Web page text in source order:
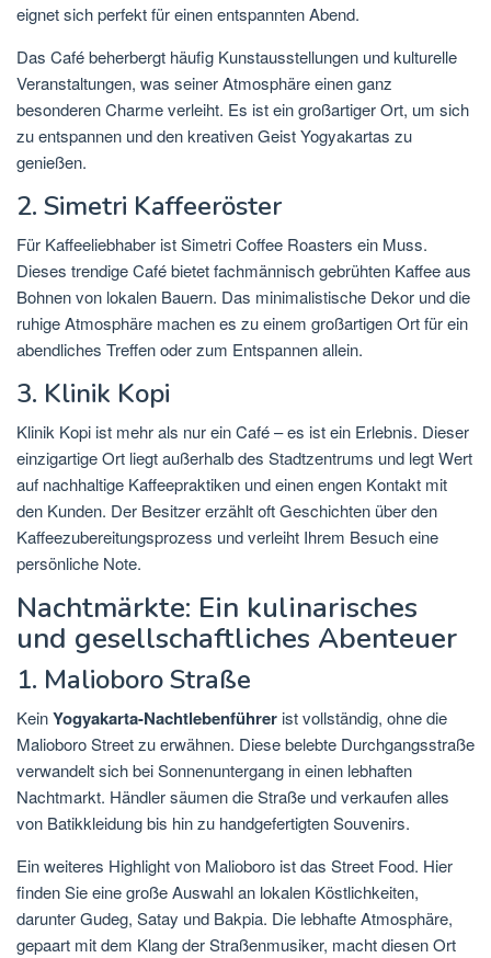
eignet sich perfekt für einen entspannten Abend.
Das Café beherbergt häufig Kunstausstellungen und kulturelle
Veranstaltungen, was seiner Atmosphäre einen ganz
besonderen Charme verleiht. Es ist ein großartiger Ort, um sich
zu entspannen und den kreativen Geist Yogyakartas zu
genießen.
2. Simetri Kaffeeröster
Für Kaffeeliebhaber ist Simetri Coffee Roasters ein Muss.
Dieses trendige Café bietet fachmännisch gebrühten Kaffee aus
Bohnen von lokalen Bauern. Das minimalistische Dekor und die
ruhige Atmosphäre machen es zu einem großartigen Ort für ein
abendliches Treffen oder zum Entspannen allein.
3. Klinik Kopi
Klinik Kopi ist mehr als nur ein Café – es ist ein Erlebnis. Dieser
einzigartige Ort liegt außerhalb des Stadtzentrums und legt Wert
auf nachhaltige Kaffeepraktiken und einen engen Kontakt mit
den Kunden. Der Besitzer erzählt oft Geschichten über den
Kaffeezubereitungsprozess und verleiht Ihrem Besuch eine
persönliche Note.
Nachtmärkte: Ein kulinarisches
und gesellschaftliches Abenteuer
1. Malioboro Straße
KeinYogyakarta-Nachtlebenführer ist vollständig, ohne die
Malioboro Street zu erwähnen. Diese belebte Durchgangsstraße
verwandelt sich bei Sonnenuntergang in einen lebhaften
Nachtmarkt. Händler säumen die Straße und verkaufen alles
von Batikkleidung bis hin zu handgefertigten Souvenirs.
Ein weiteres Highlight von Malioboro ist das Street Food. Hier
finden Sie eine große Auswahl an lokalen Köstlichkeiten,
darunter Gudeg, Satay und Bakpia. Die lebhafte Atmosphäre,
gepaart mit dem Klang der Straßenmusiker, macht diesen Ort